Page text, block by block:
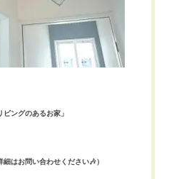
ビングのあるお家」
細はお問い合わせください🎶）